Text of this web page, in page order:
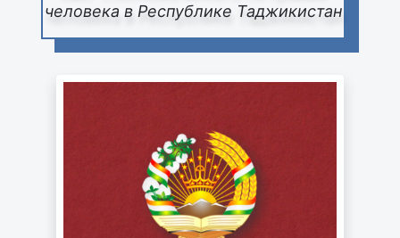
человека в Республике Таджикистан